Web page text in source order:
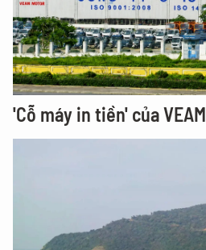
'Cỗ máy in tiền' của VEAM